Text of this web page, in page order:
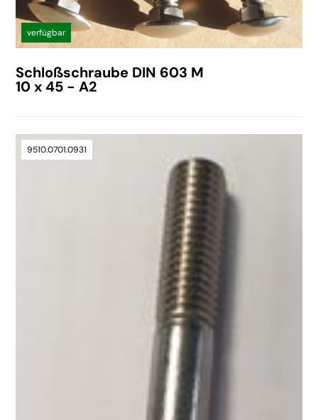
verfügbar
Schloßschraube DIN 603 M
10 x 45 - A2
9510.0701.0931